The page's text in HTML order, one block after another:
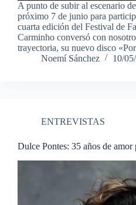
A punto de subir al escenario
próximo 7 de junio para
cuarta edición del Festival de
Carminho conversó con
trayectoria, su nuevo disco
Noemí Sánchez
10/
ENTREVISTAS
Dulce Pontes: 35 años de amor